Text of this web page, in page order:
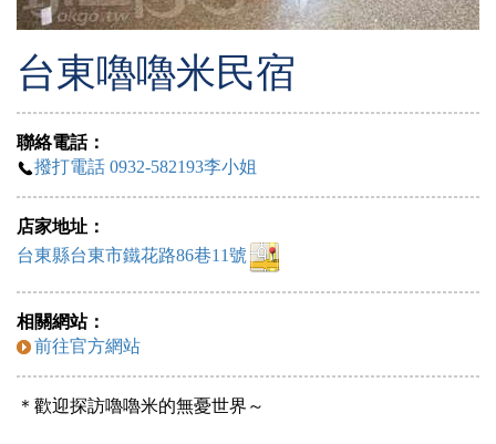
台東嚕嚕米民宿
聯絡電話：
撥打電話 0932-582193李小姐
店家地址：
台東縣台東市鐵花路86巷11號
相關網站：
前往官方網站
＊歡迎探訪嚕嚕米的無憂世界～